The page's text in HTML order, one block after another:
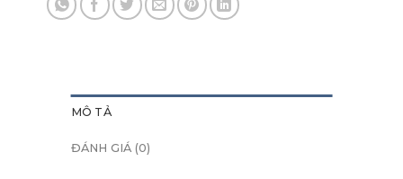
MÔ TẢ
ĐÁNH GIÁ (0)